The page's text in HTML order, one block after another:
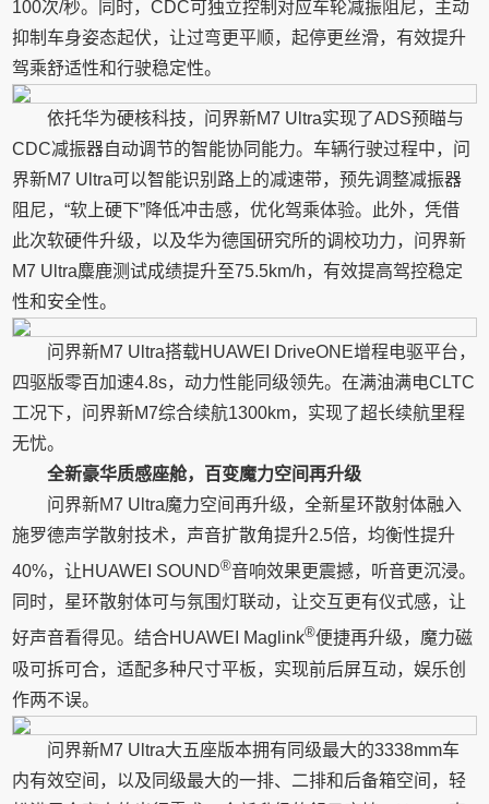
100次/秒。同时，CDC可独立控制对应车轮减振阻尼，主动
抑制车身姿态起伏，让过弯更平顺，起停更丝滑，有效提升
驾乘舒适性和行驶稳定性。
依托华为硬核科技，问界新M7 Ultra实现了ADS预瞄与
CDC减振器自动调节的智能协同能力。车辆行驶过程中，问
界新M7 Ultra可以智能识别路上的减速带，预先调整减振器
阻尼，“软上硬下”降低冲击感，优化驾乘体验。此外，凭借
此次软硬件升级，以及华为德国研究所的调校功力，问界新
M7 Ultra麋鹿测试成绩提升至75.5km/h，有效提高驾控稳定
性和安全性。
问界新M7 Ultra搭载HUAWEI DriveONE增程电驱平台，
四驱版零百加速4.8s，动力性能同级领先。在满油满电CLTC
工况下，问界新M7综合续航1300km，实现了超长续航里程
无忧。
全新豪华质感座舱，百变魔力空间再升级
问界新M7 Ultra魔力空间再升级，全新星环散射体融入
施罗德声学散射技术，声音扩散角提升2.5倍，均衡性提升
40%，让HUAWEI SOUND®音响效果更震撼，听音更沉浸。
同时，星环散射体可与氛围灯联动，让交互更有仪式感，让
好声音看得见。结合HUAWEI Maglink®便捷再升级，魔力磁
吸可拆可合，适配多种尺寸平板，实现前后屏互动，娱乐创
作两不误。
问界新M7 Ultra大五座版本拥有同级最大的3338mm车
内有效空间，以及同级最大的一排、二排和后备箱空间，轻